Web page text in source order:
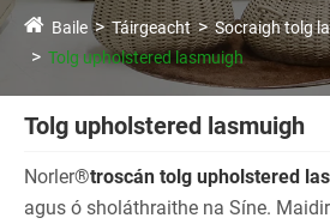
Baile Táirgeacht
Socraigh tolg
Tolg upholstered lasmuigh
Tolg upholstered lasmuigh
Norler®troscán tolg upholstered
agus ó sholáthraithe na Síne.